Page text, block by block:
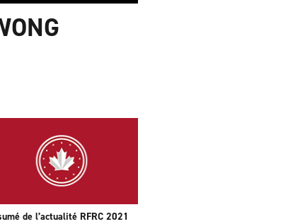
de l’actualité RFRC 2021